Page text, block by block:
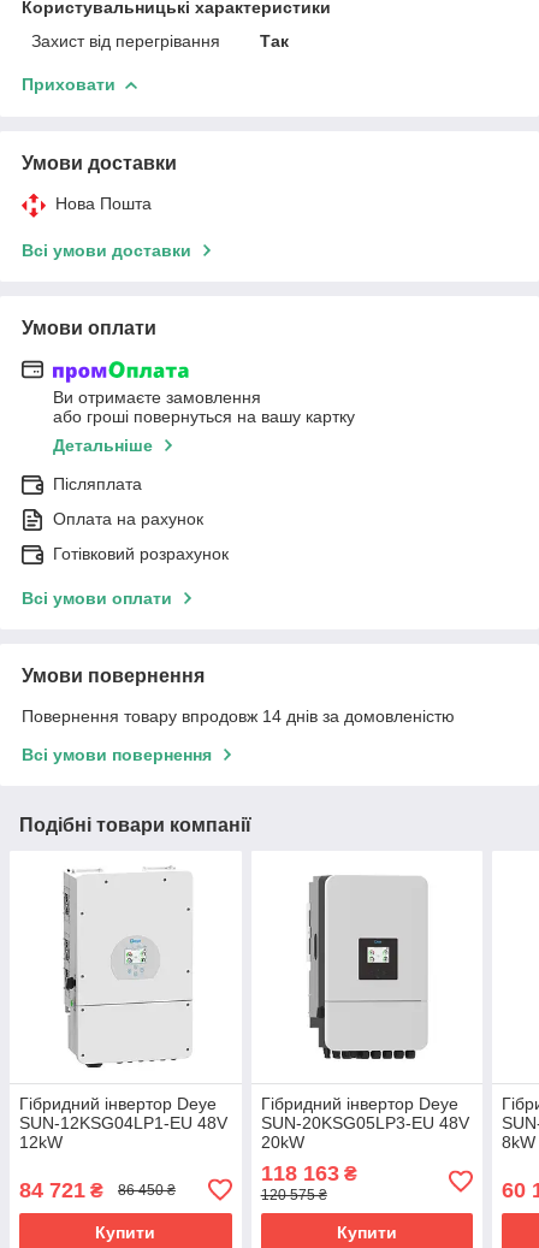
Користувальницькі характеристики
Захист від перегрівання
Так
Приховати
Умови доставки
Нова Пошта
Всі умови доставки
Умови оплати
Ви отримаєте замовлення
або гроші повернуться на вашу картку
Детальніше
Післяплата
Оплата на рахунок
Готівковий розрахунок
Всі умови оплати
Умови повернення
Повернення товару впродовж 14 днів за домовленістю
Всі умови повернення
Подібні товари компанії
Гібридний інвертор Deye
SUN-12KSG04LP1-EU 48V
12kW
84 721 ₴ 86 450 ₴
Купити
Гібридний інвертор Deye
SUN-20KSG05LP3-EU 48V
20kW
118 163₴
120 575 ₴
Купити
8kW
60